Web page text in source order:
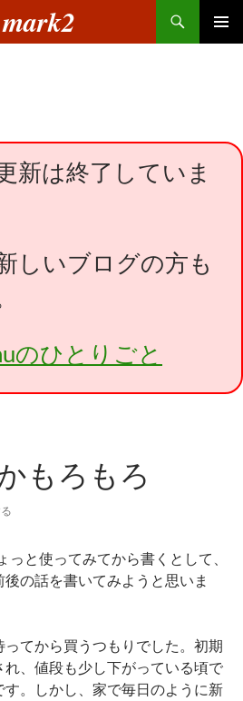
新は終了していま
しいブログの方も
のひとりごと
もろもろ
と使ってみてから書くとして、
の話を書いてみようと思いま
てから買うつもりでした。初期
れ、値段も少し下がっている頃で
。しかし、家で毎日のように新